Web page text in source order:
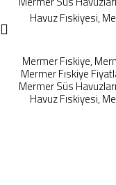
Mermer Fıskiye,
Mermer Fıskiye
Mermer Süs
Havuz Fıskiyesi,